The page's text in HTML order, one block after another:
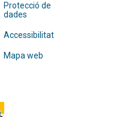
Protecció de
dades
Accessibilitat
Mapa web